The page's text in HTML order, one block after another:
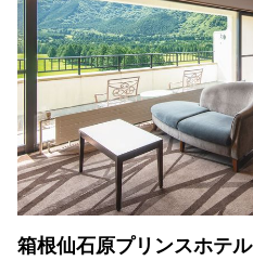
箱根仙石原プリンスホテル